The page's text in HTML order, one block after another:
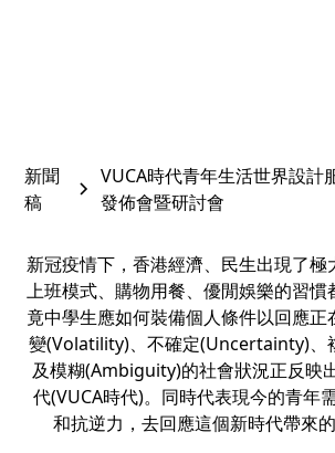
新聞
稿
VUCA時代青年生活世界設計
發佈會暨研討會
新冠疫情下，香港經濟、民生出現了極
上班模式、購物用餐、優閒娛樂的習慣
竟中學生應如何裝備個人條件以回應正
變(Volatility)、不確定(Uncertainty)、
及模糊(Ambiguity)的社會狀況正反映
代(VUCA時代)。同時代表現今的青年
和抗逆力，去回應這個新時代帶來的